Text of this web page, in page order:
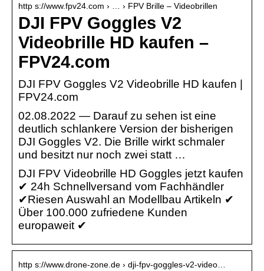
http s://www.fpv24.com › … › FPV Brille – Videobrillen
DJI FPV Goggles V2
Videobrille HD kaufen –
FPV24.com
DJI FPV Goggles V2 Videobrille HD kaufen |
FPV24.com
02.08.2022 — Darauf zu sehen ist eine
deutlich schlankere Version der bisherigen
DJI Goggles V2. Die Brille wirkt schmaler
und besitzt nur noch zwei statt …
DJI FPV Videobrille HD Goggles jetzt kaufen
✔ 24h Schnellversand vom Fachhändler
✔Riesen Auswahl an Modellbau Artikeln ✔
Über 100.000 zufriedene Kunden
europaweit ✔
http s://www.drone-zone.de › dji-fpv-goggles-v2-video…